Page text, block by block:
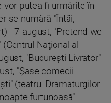
vor putea fi urmărite în
se numără "Întâi,
- 7 august, "Pretend we
Naţional al
"Bucureşti Livrator"
"Şase comedii
(teatrul Dramaturgilor
furtunoasă"